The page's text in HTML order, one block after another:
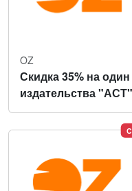
OZ
Скидка 35% на
издательства "АСТ"